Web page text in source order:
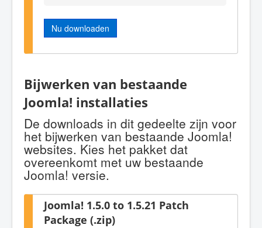
Nu downloaden
Bijwerken van bestaande
Joomla! installaties
De downloads in dit gedeelte zijn voor
het bijwerken van bestaande Joomla!
websites. Kies het pakket dat
overeenkomt met uw bestaande
Joomla! versie.
Joomla! 1.5.0 to 1.5.21 Patch
Package (.zip)